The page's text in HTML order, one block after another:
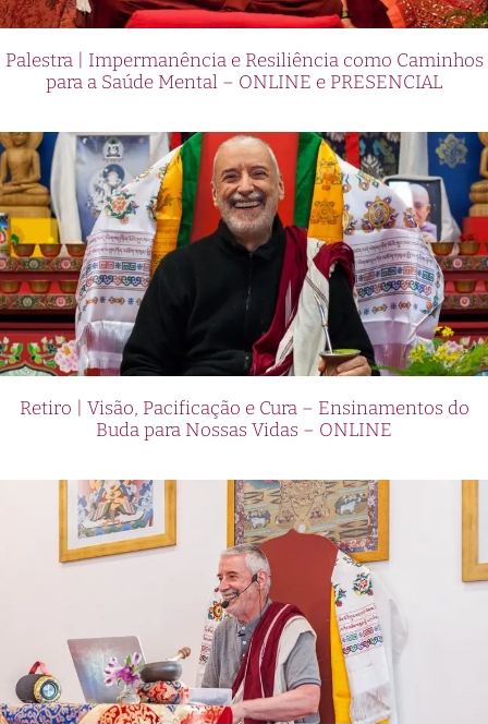
Palestra | Impermanência e Resiliência como Caminhos
para a Saúde Mental – ONLINE e PRESENCIAL
Retiro | Visão, Pacificação e Cura – Ensinamentos do
Buda para Nossas Vidas – ONLINE